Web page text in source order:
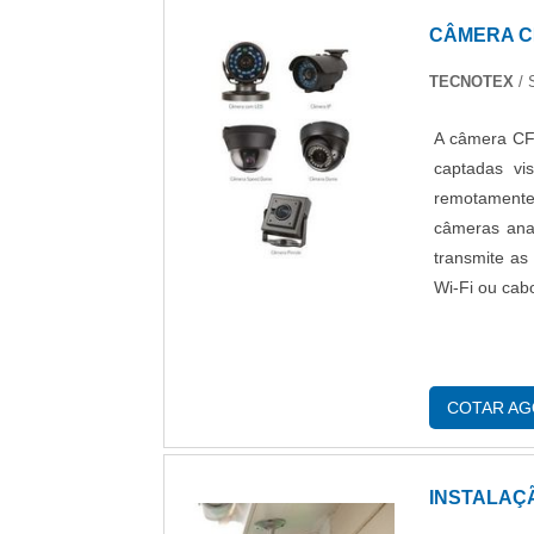
CÂMERA
TECNOTEX /
A câmera
captadas
câmeras
transmite as
Wi-Fi ou
COTAR